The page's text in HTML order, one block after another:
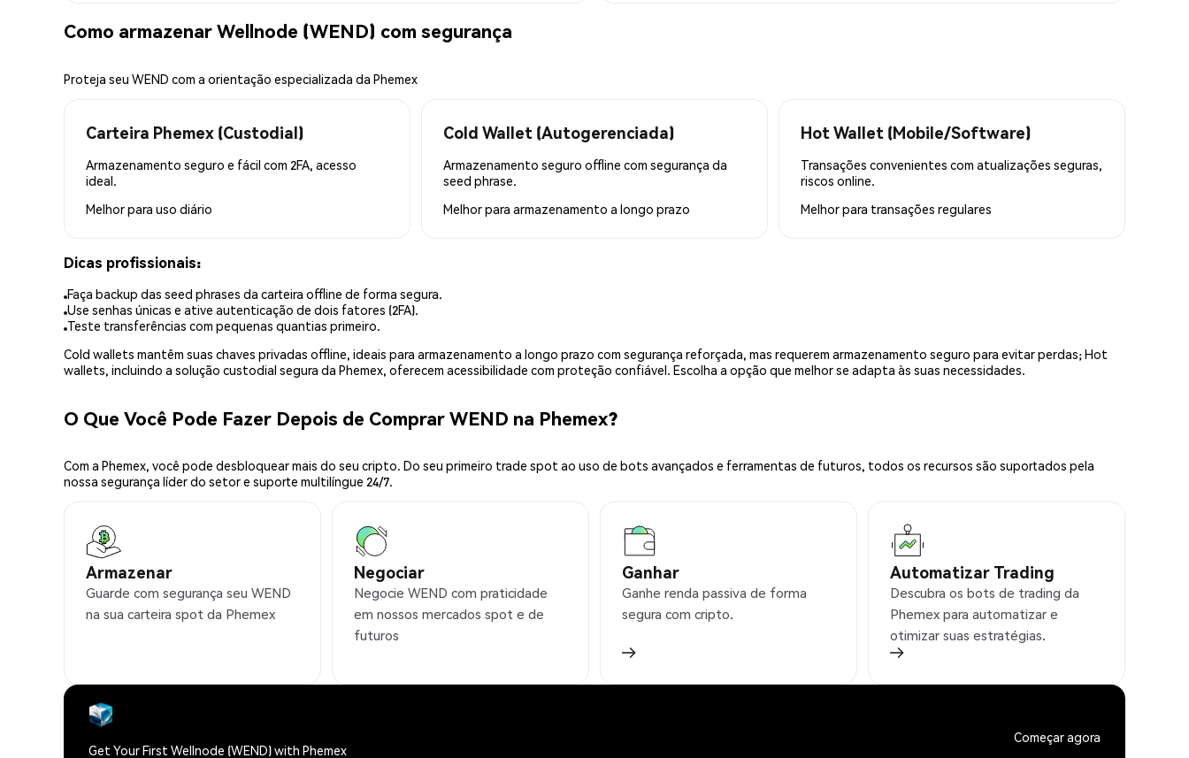
Como armazenar Wellnode (WEND) com segurança
Proteja seu WEND com a orientação especializada da Phemex
Carteira Phemex (Custodial)
Armazenamento seguro e fácil com 2FA, acesso
ideal.
Melhor para uso diário
Cold Wallet (Autogerenciada)
Armazenamento seguro offline com segurança da
seed phrase.
Melhor para armazenamento a longo prazo
Hot Wallet (Mobile/Software)
Transações convenientes com atualizações seguras,
riscos online.
Melhor para transações regulares
Dicas profissionais:
Faça backup das seed phrases da carteira offline de forma segura.
Use senhas únicas e ative autenticação de dois fatores (2FA).
Teste transferências com pequenas quantias primeiro.
Cold wallets mantêm suas chaves privadas offline, ideais para armazenamento a longo prazo com segurança reforçada, mas requerem armazenamento seguro para evitar perdas; Hot
wallets, incluindo a solução custodial segura da Phemex, oferecem acessibilidade com proteção confiável. Escolha a opção que melhor se adapta às suas necessidades.
O Que Você Pode Fazer Depois de Comprar WEND na Phemex?
Com a Phemex, você pode desbloquear mais do seu cripto. Do seu primeiro trade spot ao uso de bots avançados e ferramentas de futuros, todos os recursos são suportados pela
nossa segurança líder do setor e suporte multilíngue 24/7.
Armazenar
Guarde com segurança seu WEND
na sua carteira spot da Phemex
Negociar
Negocie WEND com praticidade
em nossos mercados spot e de
futuros
Ganhar
Ganhe renda passiva de forma
segura com cripto.
Automatizar Trading
Descubra os bots de trading da
Phemex para automatizar e
otimizar suas estratégias.
Get Your First Wellnode (WEND) with Phemex
Começar agora